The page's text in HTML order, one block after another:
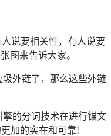
说要相关性，有人说要
图来告诉大家。
外链了，那么这些外链
的分词技术在进行锚文
加的实在和可靠!